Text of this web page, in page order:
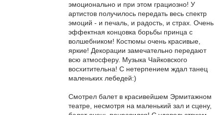
эмоционально и при этом грациозно! У
артистов получилось передать весь спектр
эмоций - и печаль, и радость, и страх. Очень
эффектная концовка борьбы принца с
волшебником! Костюмы очень красивые,
яркие! Декорации замечательно передают
всю атмосферу. Музыка Чайковского
восхитительна! С нетерпением ждал танец
маленьких лебедей:)
Смотрел балет в красивейшем Эрмитажном
театре, несмотря на маленький зал и сцену,